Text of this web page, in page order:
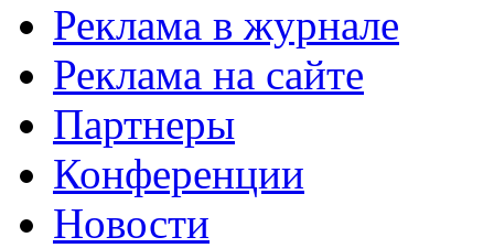
Реклама в журнале
Реклама на сайте
Партнеры
Конференции
Новости